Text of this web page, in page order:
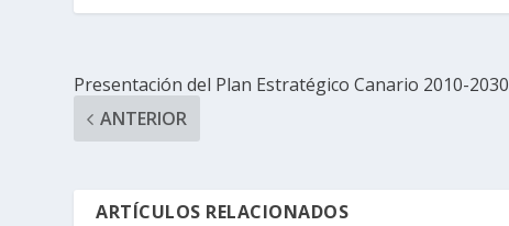
Presentación del Plan Estratégico Canario 2010-2030
ANTERIOR
ARTÍCULOS RELACIONADOS